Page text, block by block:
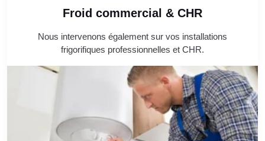
Froid commercial & CHR
Nous intervenons également sur vos installations
frigorifiques professionnelles et CHR.